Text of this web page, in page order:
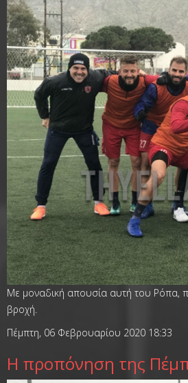
Με μοναδική απουσία αυτή του Ρόπα,
βροχή.
Πέμπτη, 06 Φεβρουαρίου 2020 18:33
Η προπόνηση της